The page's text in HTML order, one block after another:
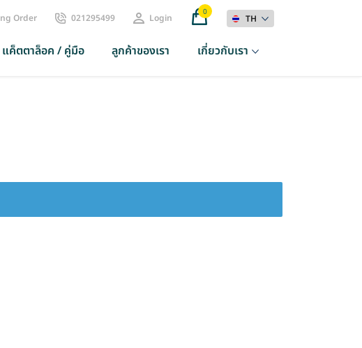
Order 021295499 Login 0
TH
แค็ตตาล็อค / คู่มือ ลูกค้าของเรา เกี่ยวกับเรา